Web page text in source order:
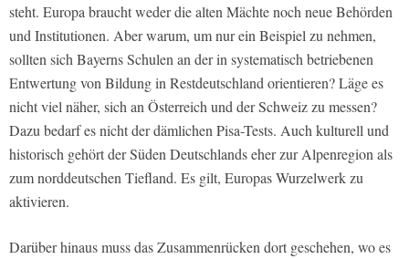
steht. Europa braucht weder die alten Mächte noch neue Behörden
und Institutionen. Aber warum, um nur ein Beispiel zu nehmen,
sollten sich Bayerns Schulen an der in systematisch betriebenen
Entwertung von Bildung in Restdeutschland orientieren? Läge es
nicht viel näher, sich an Österreich und der Schweiz zu messen?
Dazu bedarf es nicht der dämlichen Pisa-Tests. Auch kulturell und
historisch gehört der Süden Deutschlands eher zur Alpenregion als
zum norddeutschen Tiefland. Es gilt, Europas Wurzelwerk zu
aktivieren.
Darüber hinaus muss das Zusammenrücken dort geschehen, wo es